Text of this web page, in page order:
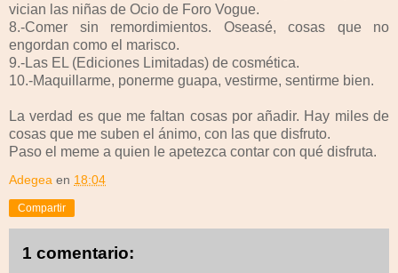
vician las niñas de Ocio de Foro Vogue.
8.-Comer sin remordimientos. Oseasé, cosas que no
engordan como el marisco.
9.-Las EL (Ediciones Limitadas) de cosmética.
10.-Maquillarme, ponerme guapa, vestirme, sentirme bien.
La verdad es que me faltan cosas por añadir. Hay miles de
cosas que me suben el ánimo, con las que disfruto.
Paso el meme a quien le apetezca contar con qué disfruta.
Adegea en 18:04
Compartir
1 comentario: